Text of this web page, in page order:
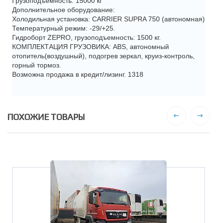
Дополнительное оборудование:
Холодильная установка: CARRIER SUPRA 750 (автономная)
Температурный режим: -29/+25.
Гидроборт ZEPRO, грузоподъемность: 1500 кг.
КОМПЛЕКТАЦИЯ ГРУЗОВИКА: ABS, автономный
отопитель(воздушный), подогрев зеркал, круиз-контроль,
горный тормоз.
Возможна продажа в кредит/лизинг. 1318
ПОХОЖИЕ ТОВАРЫ